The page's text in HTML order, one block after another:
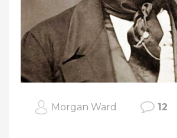
Morgan Ward 12